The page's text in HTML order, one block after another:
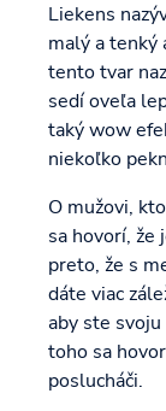
Liekens
malý a tenký
tento tvar
sedí oveľa
taký wow
niekoľko
O mužovi,
sa hovorí, že
preto, že s
dáte viac
aby ste
toho sa
poslucháči.